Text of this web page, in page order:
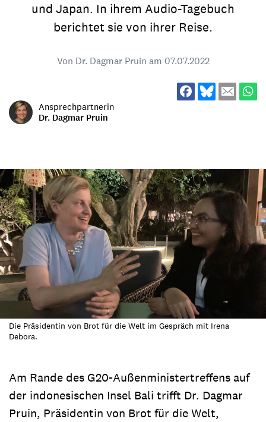
und Japan. In ihrem Audio-Tagebuch
berichtet sie von ihrer Reise.
Von Dr. Dagmar Pruin am 07.07.2022
Ansprechpartnerin
Dr. Dagmar Pruin
Die Präsidentin von Brot für die Welt im Gespräch mit Irena
Debora.
Am Rande des G20-Außenministertreffens auf
der indonesischen Insel Bali trifft Dr. Dagmar
Pruin, Präsidentin von Brot für die Welt,